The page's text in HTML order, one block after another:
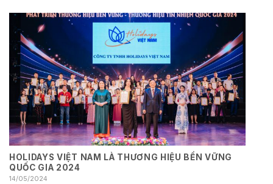
HOLIDAYS VIỆT NAM LÀ THƯƠNG HIỆU BỀN VỮNG
QUỐC GIA 2024
14/05/2024